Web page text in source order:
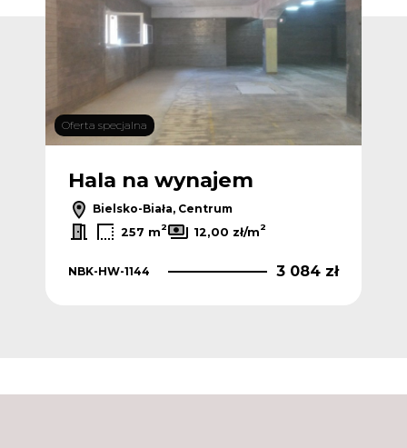
Oferta specjalna
Hala na wynajem
Bielsko-Biała, Centrum
257 m2 12,00 zł/m2
NBK-HW-1144 3 084 zł